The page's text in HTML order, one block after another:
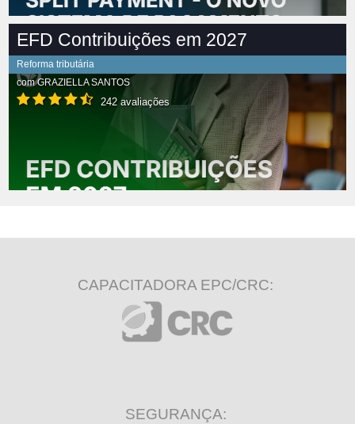
EFD Contribuições em 2027
Reforma tributária
comGRAZIELLA SANTOS
242 avaliações
CAPACITADORA EPC/CRC:
SEGURANÇA: